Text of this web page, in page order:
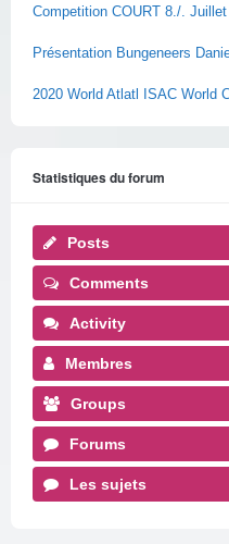
Competition COURT 8./.
Présentation Bungeneers
2020 World Atlatl ISAC World
Statistiques du forum
Posts
Comments
Activity
Membres
Groups
Forums
Les sujets